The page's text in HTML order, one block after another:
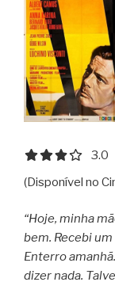
3.0
3.0
(Disponível no
“Hoje, minha
bem. Recebi
Enterro
dizer nada.